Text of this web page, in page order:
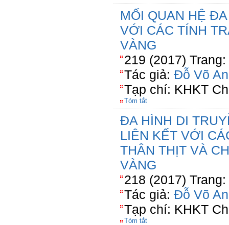
MỐI QUAN HỆ
VỚI CÁC TÍNH
VÀNG
219 (2017) Trang:
Tác giả: Đỗ Võ
Tạp chí: KHKT
Tóm tắt
ĐA HÌNH DI
LIÊN KẾT VỚI
THÂN THỊT VÀ
VÀNG
218 (2017) Trang:
Tác giả: Đỗ Võ
Tạp chí: KHKT
Tóm tắt